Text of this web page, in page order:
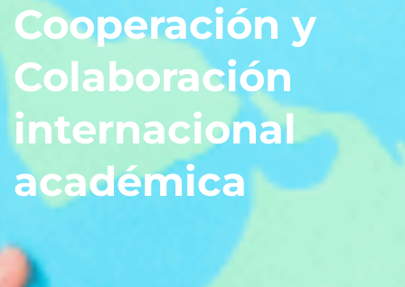
Cooperación y
Colaboración
internacional
académica